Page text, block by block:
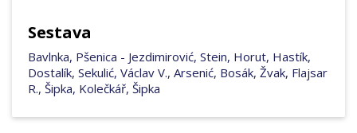
Sestava
Bavlnka, Pšenica - Jezdimirović, Stein, Horut, Hastík,
Dostalík, Sekulić, Václav V., Arsenić, Bosák, Žvak, Flajsar
R., Šipka, Kolečkář, Šipka